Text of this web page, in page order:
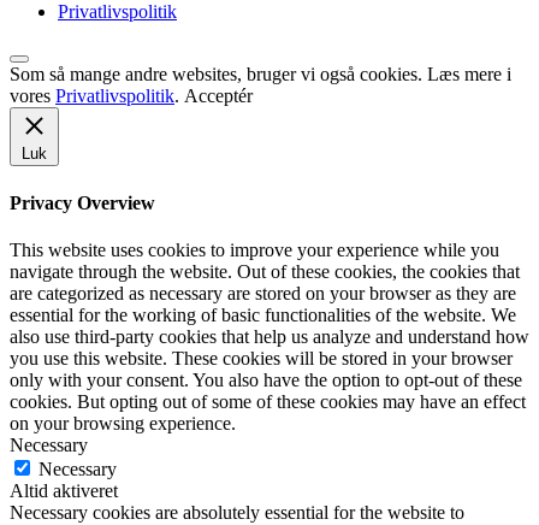
Privatlivspolitik
Som så mange andre websites, bruger vi også cookies. Læs mere i
vores Privatlivspolitik. Acceptér
Luk
Privacy Overview
This website uses cookies to improve your experience while you
navigate through the website. Out of these cookies, the cookies that
are categorized as necessary are stored on your browser as they are
essential for the working of basic functionalities of the website. We
also use third-party cookies that help us analyze and understand how
you use this website. These cookies will be stored in your browser
only with your consent. You also have the option to opt-out of these
cookies. But opting out of some of these cookies may have an effect
on your browsing experience.
Necessary
Necessary
Altid aktiveret
Necessary cookies are absolutely essential for the website to